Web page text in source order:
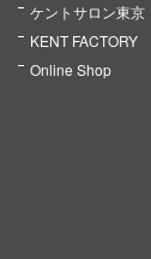
ケントサロン東京
KENT FACTORY
Online Shop